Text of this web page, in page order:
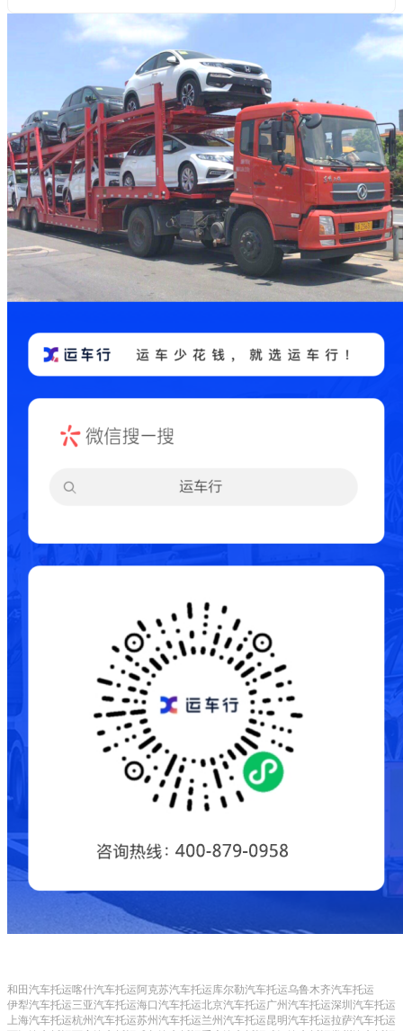
和田汽车托运喀什汽车托运阿克苏汽车托运库尔勒汽车托运乌鲁木齐汽车托运
伊犁汽车托运三亚汽车托运海口汽车托运北京汽车托运广州汽车托运深圳汽车托运
上海汽车托运杭州汽车托运苏州汽车托运兰州汽车托运昆明汽车托运拉萨汽车托运